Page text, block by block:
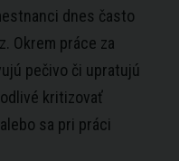
dnes často
Okrem práce za
pečivo či upratujú
kritizovať
sa pri práci